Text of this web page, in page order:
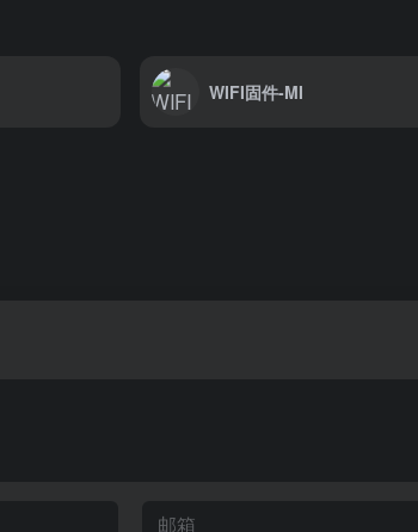
WIFI固件-MI